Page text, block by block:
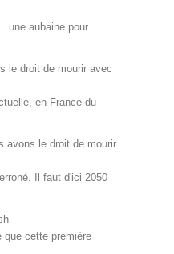
une aubaine pour
le droit de mourir avec
en France du
avons le droit de mourir
Il faut d'ici 2050
que cette première